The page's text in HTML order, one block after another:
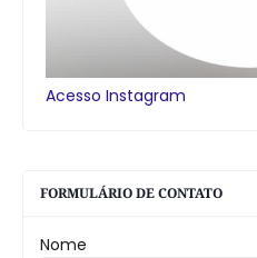
Acesso Instagram
FORMULÁRIO DE CONTATO
Nome